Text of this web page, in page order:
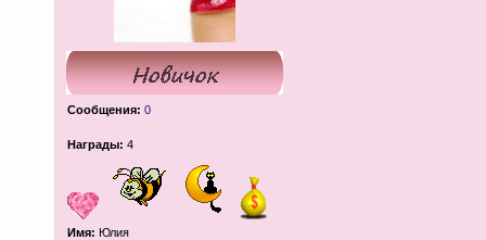
Сообщения: 0
Награды: 4
Имя: Юлия